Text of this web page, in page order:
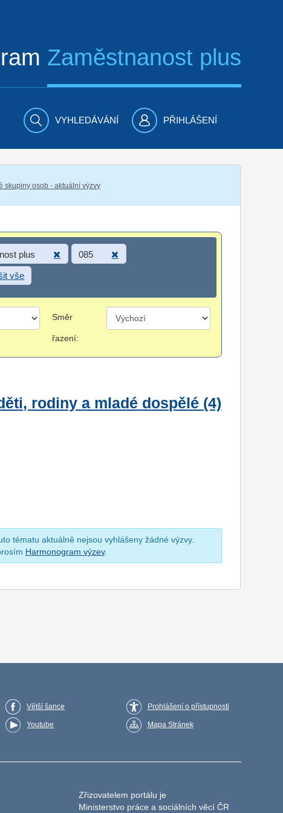
Zaměstnanost plus
VYHLEDÁVÁNÍ PŘIHLÁŠENÍ
skupiny osob - aktuální výzvy
plus 085
vše
Směr
řazení:
rodiny a mladé dospělé (4)
tématu aktuálně nejsou vyhlášeny žádné výzvy.
Harmonogram výzev.
Větší šance
Youtube
Prohlášení o přístupnosti
Mapa Stránek
Zřizovatelem portálu je
Ministerstvo práce a sociálních věcí ČR